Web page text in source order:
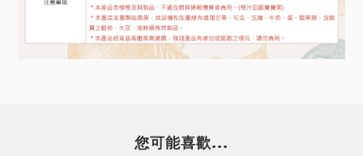
您可能喜歡...